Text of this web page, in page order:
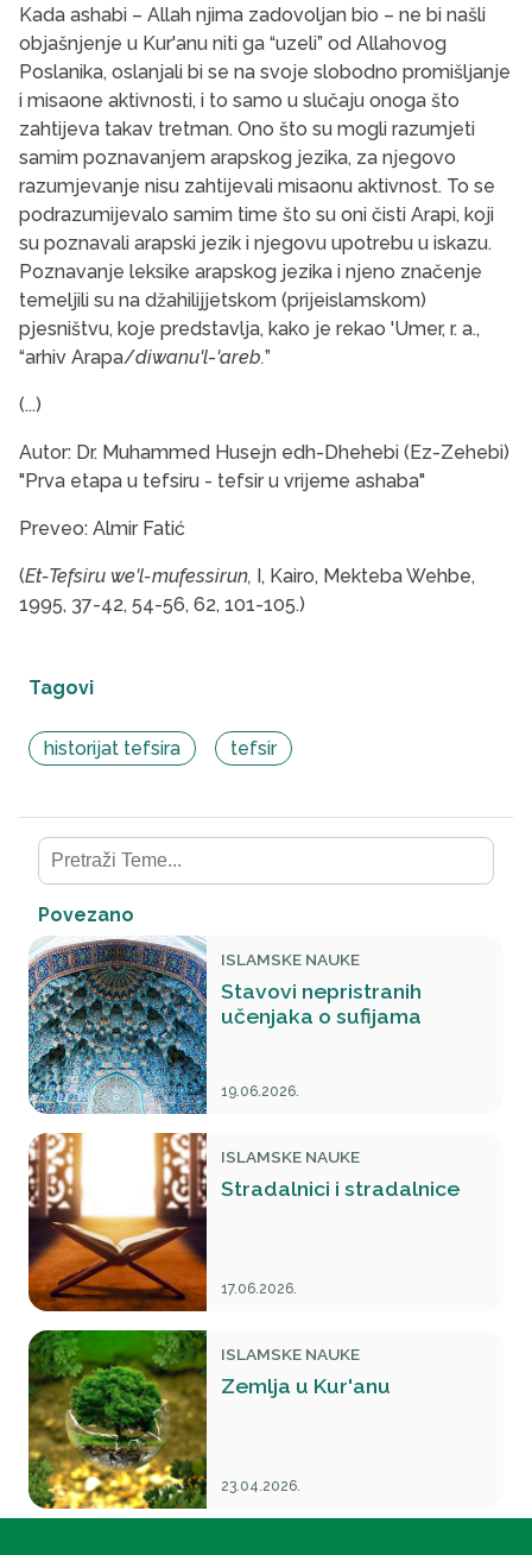
Kada ashabi – Allah njima zadovoljan bio – ne bi našli
objašnjenje u Kur'anu niti ga “uzeli” od Allahovog
Poslanika, oslanjali bi se na svoje slobodno promišljanje
i misaone aktivnosti, i to samo u slučaju onoga što
zahtijeva takav tretman. Ono što su mogli razumjeti
samim poznavanjem arapskog jezika, za njegovo
razumjevanje nisu zahtijevali misaonu aktivnost. To se
podrazumijevalo samim time što su oni čisti Arapi, koji
su poznavali arapski jezik i njegovu upotrebu u iskazu.
Poznavanje leksike arapskog jezika i njeno značenje
temeljili su na džahilijjetskom (prijeislamskom)
pjesništvu, koje predstavlja, kako je rekao 'Umer, r. a.,
“arhiv Arapa/diwanu'l-'areb.”
(...)
Autor: Dr. Muhammed Husejn edh-Dhehebi (Ez-Zehebi)
"Prva etapa u tefsiru - tefsir u vrijeme ashaba"
Preveo: Almir Fatić
(Et-Tefsiru we'l-mufessirun, I, Kairo, Mekteba Wehbe,
1995, 37-42, 54-56, 62, 101-105.)
Tagovi
historijat tefsira tefsir
Povezano
ISLAMSKE NAUKE
Stavovi nepristranih
učenjaka o sufijama
19.06.2026.
ISLAMSKE NAUKE
Stradalnici i stradalnice
17.06.2026.
ISLAMSKE NAUKE
Zemlja u Kur'anu
23.04.2026.